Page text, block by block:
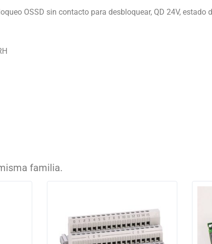
OSSD sin contacto para desbloquear, QD 24V, estado
familia.